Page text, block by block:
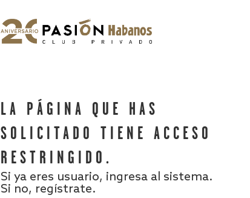
LA PÁGINA QUE HAS
SOLICITADO TIENE ACCESO
RESTRINGIDO.
Si ya eres usuario, ingresa al sistema.
Si no, regístrate.